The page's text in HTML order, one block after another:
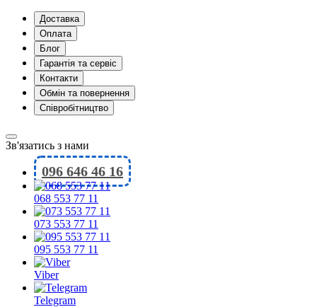
Доставка
Оплата
Блог
Гарантія та сервіс
Контакти
Обмін та повернення
Співробітництво
Зв'язатись з нами
096 646 46 16
068 553 77 11
073 553 77 11
095 553 77 11
Viber
Telegram